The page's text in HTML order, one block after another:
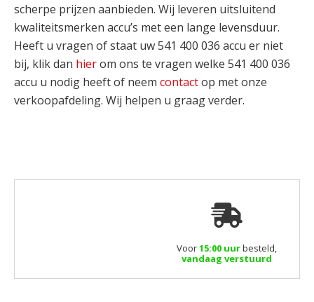
scherpe prijzen aanbieden. Wij leveren uitsluitend
kwaliteitsmerken accu’s met een lange levensduur.
Heeft u vragen of staat uw 541 400 036 accu er niet
bij, klik dan hierom ons te vragen welke 541 400 036
accu u nodig heeft of neem contactop met onze
verkoopafdeling. Wij helpen u graag verder.
Voor15:00 uurbesteld,
vandaag verstuurd